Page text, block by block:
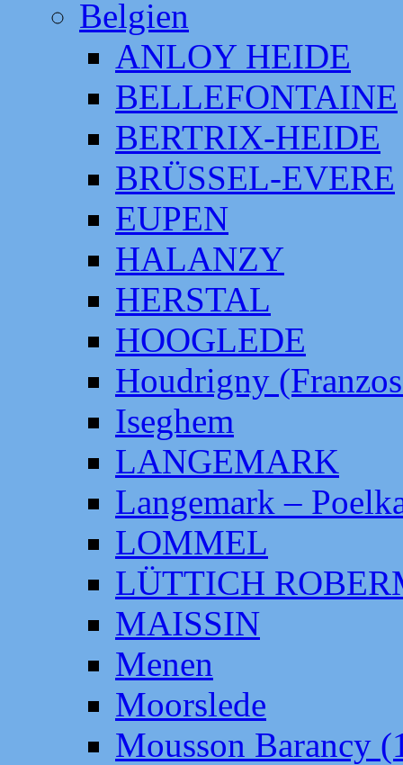
Belgien
ANLOY HEIDE
BELLEFONTAINE
BERTRIX-HEIDE
BRÜSSEL-EVERE
EUPEN
HALANZY
HERSTAL
HOOGLEDE
Houdrigny
Iseghem
LANGEMARK
Langemark –
LOMMEL
LÜTTICH
MAISSIN
Menen
Moorslede
Mousson Barancy